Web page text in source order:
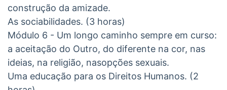
construção da amizade.
As sociabilidades. (3 horas)
Módulo 6 - Um longo caminho sempre em curso:
a aceitação do Outro, do diferente na cor, nas
ideias, na religião, nasopções sexuais.
Uma educação para os Direitos Humanos. (2